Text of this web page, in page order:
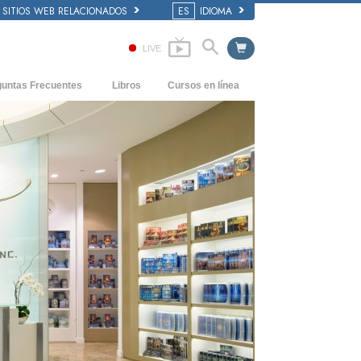
SITIOS WEB RELACIONADOS ES IDIOMA
LIVE
Frecuentes
y principios básicos
una Iglesia
de Scientology
Libros
Audiolibros
Conferencias Introductorias
Películas
Cursos en línea
Cómo Resolver los Conflictos
Las Dinámicas de la Existencia
Los Componentes de la Comprensión
Soluciones para un Entorno Peligroso
Ayudas para Enfermedades y Lesiones
La Integridad y la Honestidad
El Matrimonio
La Escala Tonal Emocional